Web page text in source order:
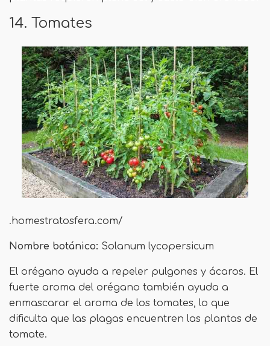
14. Tomates
.homestratosfera.com/
Nombre botánico: Solanum lycopersicum
El orégano ayuda a repeler pulgones y ácaros. El
fuerte aroma del orégano también ayuda a
enmascarar el aroma de los tomates, lo que
dificulta que las plagas encuentren las plantas de
tomate.